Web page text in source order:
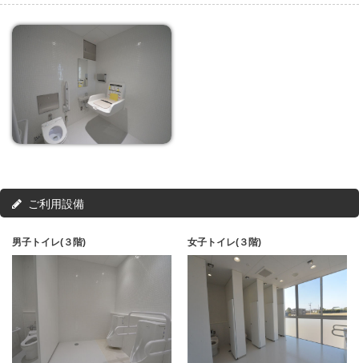
ご利用設備
男子トイレ(３階) 女子トイレ(３階)